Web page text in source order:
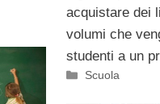
acquistare dei
volumi che
studenti a un
Categorie
Scuola